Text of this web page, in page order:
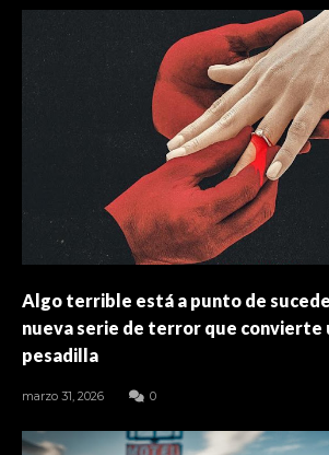
Algo terrible está a punto de
nueva serie de terror que convierte
pesadilla
marzo 31, 2026 0